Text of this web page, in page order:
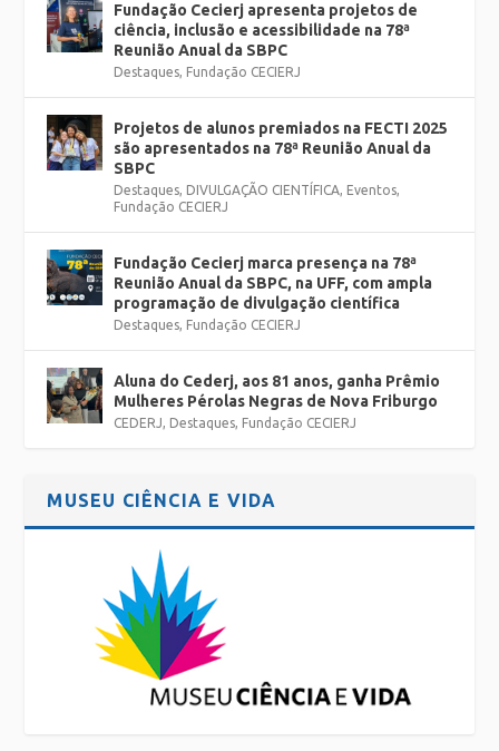
Fundação Cecierj apresenta projetos de
ciência, inclusão e acessibilidade na 78ª
Reunião Anual da SBPC
Destaques, Fundação CECIERJ
Projetos de alunos premiados na FECTI 2025
são apresentados na 78ª Reunião Anual da
SBPC
Destaques, DIVULGAÇÃO CIENTÍFICA, Eventos,
Fundação CECIERJ
Fundação Cecierj marca presença na 78ª
Reunião Anual da SBPC, na UFF, com ampla
programação de divulgação científica
Destaques, Fundação CECIERJ
Aluna do Cederj, aos 81 anos, ganha Prêmio
Mulheres Pérolas Negras de Nova Friburgo
CEDERJ, Destaques, Fundação CECIERJ
MUSEU CIÊNCIA E VIDA